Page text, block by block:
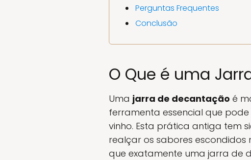
Perguntas Frequentes
Conclusão
O Que é uma
Uma jarra de decantação é
ferramenta essencial que
vinho. Esta prática antiga tem
realçar os sabores
que exatamente uma jarra de